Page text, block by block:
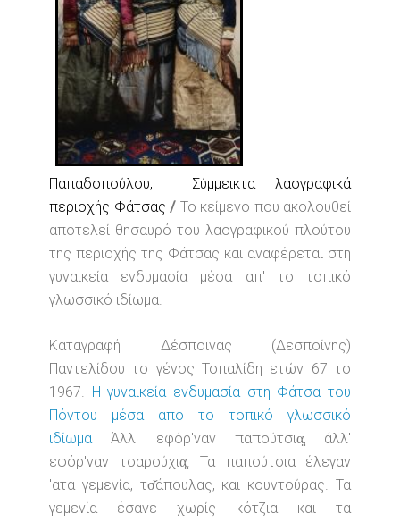
Παπαδοπούλου, Σύμμεικτα λαογραφικά
περιοχής Φάτσας / Το κείμενο που ακολουθεί
αποτελεί θησαυρό του λαογραφικού πλούτου
της περιοχής της Φάτσας και αναφέρεται στη
γυναικεία ενδυμασία μέσα απ' το τοπικό
γλωσσικό ιδίωμα.
Καταγραφή Δέσποινας (Δεσποίνης)
Παντελίδου το γένος Τοπαλίδη ετών 67 το
1967. Η γυναικεία ενδυμασία στη Φάτσα του
Πόντου μέσα απο το τοπικό γλωσσικό
ιδίωμα
Άλλ' εφόρ'ναν παπούτσια̤, άλλ'
εφόρ'ναν τσαρούχια̤. Τα παπούτσια έλεγαν
'ατα γεμενία, τσ̌άπουλας, και κουντούρας. Τα
γεμενία έσανε χωρίς κότζια και τα